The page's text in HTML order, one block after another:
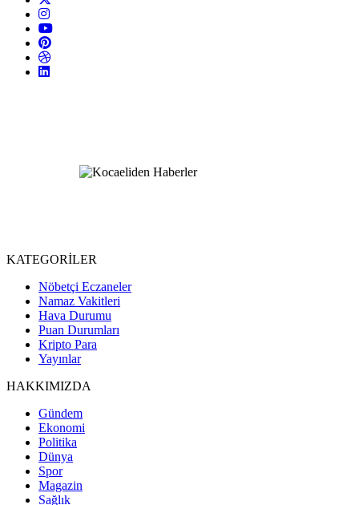
KATEGORİLER
Nöbetçi Eczaneler
Namaz Vakitleri
Hava Durumu
Puan Durumları
Kripto Para
Yayınlar
HAKKIMIZDA
Gündem
Ekonomi
Politika
Dünya
Spor
Magazin
Sağlık